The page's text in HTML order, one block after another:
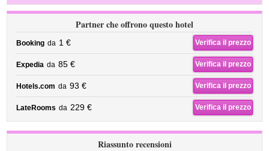
Partner che offrono questo hotel
Booking da 1 € Verifica il prezzo
Expedia da 85 € Verifica il prezzo
Hotels.com da 93 € Verifica il prezzo
LateRooms da 229 € Verifica il prezzo
Riassunto recensioni